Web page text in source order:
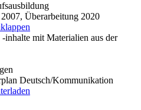
Überarbeitung 2020
inhalte mit Materialien aus der
Deutsch/Kommunikation